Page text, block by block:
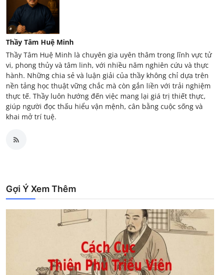
Thầy Tâm Huệ Minh
Thầy Tâm Huệ Minh là chuyên gia uyên thâm trong lĩnh vực tử
vi, phong thủy và tâm linh, với nhiều năm nghiên cứu và thực
hành. Những chia sẻ và luận giải của thầy không chỉ dựa trên
nền tảng học thuật vững chắc mà còn gắn liền với trải nghiệm
thực tế. Thầy luôn hướng đến việc mang lại giá trị thiết thực,
giúp người đọc thấu hiểu vận mệnh, cân bằng cuộc sống và
khai mở trí tuệ.
Gợi Ý Xem Thêm